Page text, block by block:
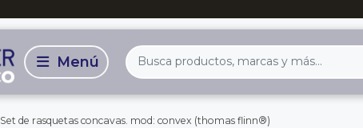
Set de rasquetas concavas. mod: convex (thomas flinn®)